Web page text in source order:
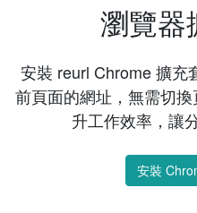
瀏覽器
安裝 reurl Chrome 擴充
前頁面的網址，無需切
升工作效率，讓
安裝